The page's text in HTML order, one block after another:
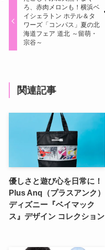
ろ、赤肉メロンも！横浜ベ
イシェラトン ホテル＆タ
ワーズ「コンパス」夏の北
海道フェア 道北 ～留萌・
宗谷～
関連記事
優しさと遊び心を日常に！
Plus Anq（プラスアンク）
ディズニー『ベイマック
ス』デザイン コレクション